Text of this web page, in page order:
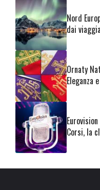
Nord
dai
Ornaty
Eleganza
Corsi, la